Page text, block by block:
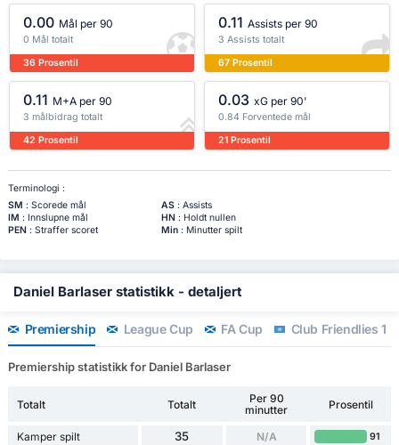
0.00 Mål per 90
0 Mål totalt
36 Prosentil
0.11 Assists per 90
3 Assists totalt
67 Prosentil
0.11 M+A per 90
3 målbidrag totalt
42 Prosentil
0.03 xG per 90'
0.84 Forventede mål
21 Prosentil
Terminologi :
SM : Scorede mål AS: Assists
IM : Innslupne mål HN: Holdt nullen
PEN: Straffer scoret Min: Minutter spilt
Daniel Barlaser statistikk - detaljert
Premiership League Cup FA Cup Club Friendlies 1
Premiership statistikk for Daniel Barlaser
Totalt Totalt
Per 90
minutter
Prosentil
Kamper spilt 35 N/A 91